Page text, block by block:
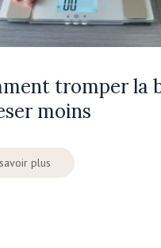
tromper la
moins
plus